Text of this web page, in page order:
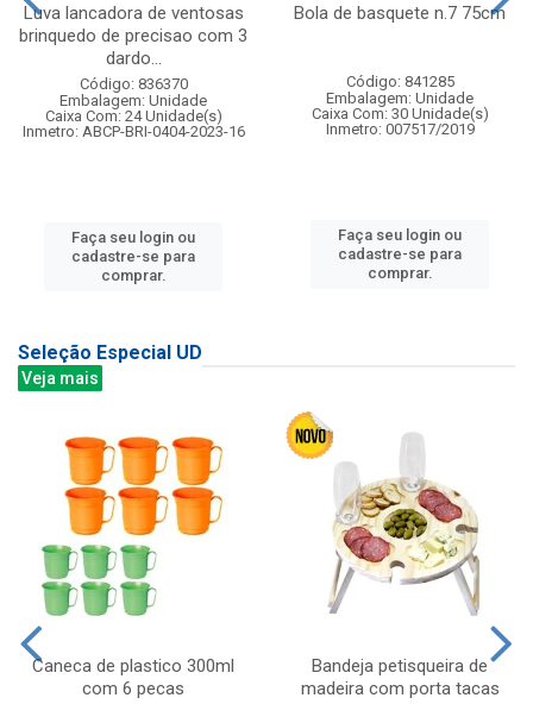
Luva lancadora de ventosas
brinquedo de precisao com 3
dardo...
Código: 836370
Embalagem: Unidade
Caixa Com: 24 Unidade(s)
Inmetro: ABCP-BRI-0404-2023-16
Faça seu login ou
cadastre-se para
comprar.
Bola de basquete n.7 75cm
Código: 841285
Embalagem: Unidade
Caixa Com: 30 Unidade(s)
Inmetro: 007517/2019
Faça seu login ou
cadastre-se para
comprar.
Seleção Especial UD
Veja mais
Caneca de plastico 300ml
com 6 pecas
Bandeja petisqueira de
madeira com porta tacas